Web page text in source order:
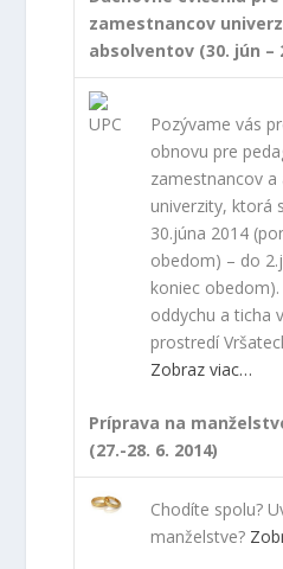
zamestnancov
absolventov (30. jún –
Pozývame vás
obnovu pre
zamestnancov
univerzity, ktorá
30.júna 2014
obedom) – do
koniec
oddychu a ticha
prostredí
Zobraz viac…
Príprava na
(27.-28. 6. 2014)
Chodíte spolu?
manželstve?